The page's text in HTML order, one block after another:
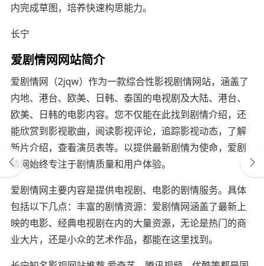
内完成草图，培养快速构思能力。
长宁
爱剧情网网站简介
爱剧情网（2jqw）作为一款综合性影视剧情网站，涵盖了
内地、港台、欧美、日韩、泰国的电视剧及大陆、港台、
欧美、日韩的电影内容。您不仅能在此找到剧情介绍，还
能欣赏到影视歌曲，阅读影视评论，追踪影视动态，了解
新片介绍，查看演员表等。以提供最新剧情为使命，爱剧
情网始终专注于剧情质量和用户体验。
爱剧情网主要内容是提供电视剧、电影的剧情服务。具体
包括以下几点：丰富的剧情资源：爱剧情网涵盖了最新上
映的电影、经典电视剧在内的大量资源，无论是热门的商
业大片，还是小众的艺术作品，都能在这里找到。